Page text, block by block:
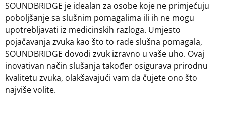
SOUNDBRIDGE je idealan za osobe koje ne primjećuju
poboljšanje sa slušnim pomagalima ili ih ne mogu
upotrebljavati iz medicinskih razloga. Umjesto
pojačavanja zvuka kao što to rade slušna pomagala,
SOUNDBRIDGE dovodi zvuk izravno u vaše uho. Ovaj
inovativan način slušanja također osigurava prirodnu
kvalitetu zvuka, olakšavajući vam da čujete ono što
najviše volite.